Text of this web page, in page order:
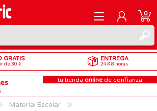
REGISTRARME
INICIAR SESIÓN
0
GRATIS
de 30 €
ENTREGA
24/48 horas
tu tienda online de confianza
Material Escolar